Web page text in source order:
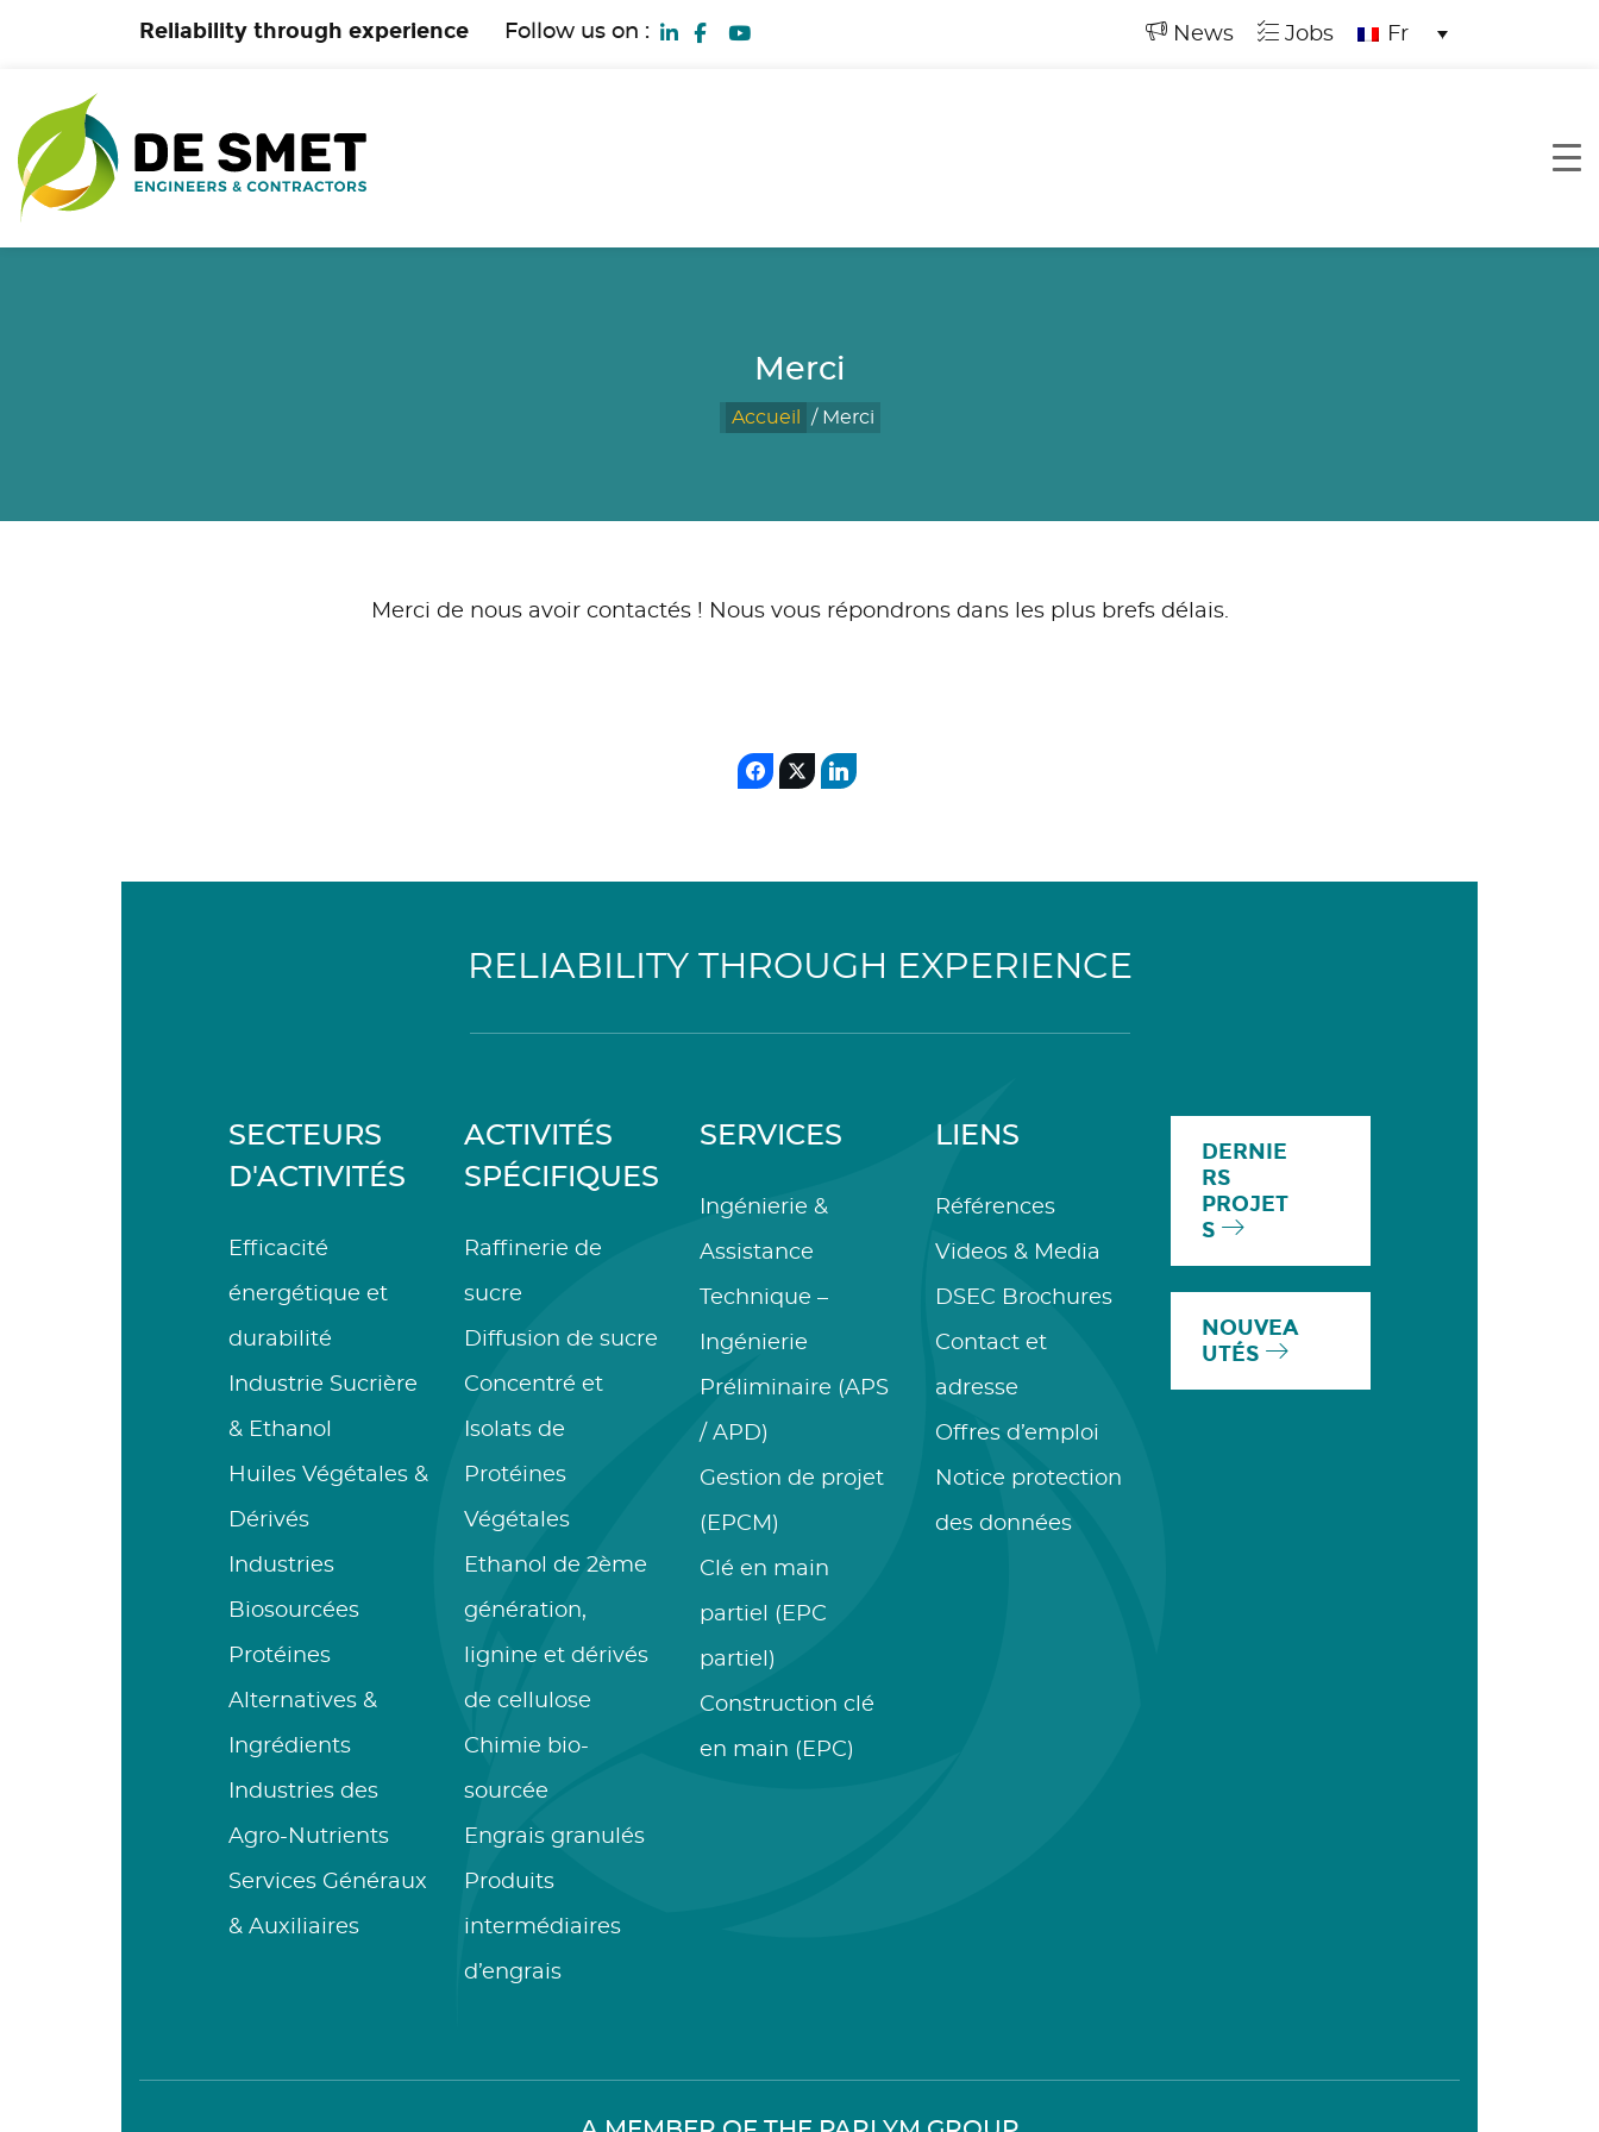
Reliability through experience Follow us on : News Jobs Fr
Merci
Accueil / Merci
Merci de nous avoir contactés ! Nous vous répondrons dans les plus brefs délais.
RELIABILITY THROUGH EXPERIENCE
SECTEURS
D'ACTIVITÉS
Efficacité
énergétique et
durabilité
Industrie Sucrière
& Ethanol
Huiles Végétales &
Dérivés
Industries
Biosourcées
Protéines
Alternatives &
Ingrédients
Industries des
Agro-Nutrients
Services Généraux
& Auxiliaires
ACTIVITÉS
SPÉCIFIQUES
Raffinerie de
sucre
Diffusion de sucre
Concentré et
Isolats de
Protéines
Végétales
Ethanol de 2ème
génération,
lignine et dérivés
de cellulose
Chimie bio-
sourcée
Engrais granulés
Produits
intermédiaires
d’engrais
SERVICES
Ingénierie &
Assistance
Technique –
Ingénierie
Préliminaire (APS
/ APD)
Gestion de projet
(EPCM)
Clé en main
partiel (EPC
partiel)
Construction clé
en main (EPC)
LIENS
Références
Videos & Media
DSEC Brochures
Contact et
adresse
Offres d’emploi
Notice protection
des données
DERNIE
RS
PROJET
S
NOUVEA
UTÉS